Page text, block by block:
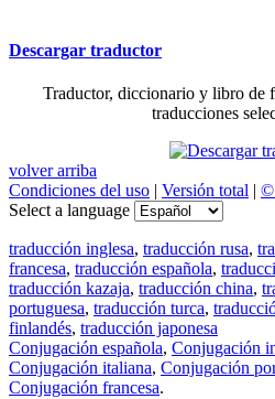
Descargar traductor
Traductor, diccionario y libro de
traducciones
volver arriba
Condiciones del uso | Versión total | ©
Select a language
traducción inglesa, traducción rusa,
francesa, traducción española,
traducción kazaja, traducción china,
portuguesa, traducción turca,
finlandés, traducción japonesa
Conjugación española, Conjugación
Conjugación italiana, Conjugación
Conjugación francesa.